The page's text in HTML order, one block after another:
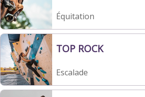
Équitation
TOP ROCK
Escalade